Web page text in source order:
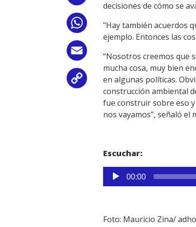
WhatsApp
Email
Copy
Link
decisiones de cómo se
"Hay también acuerdos
ejemplo. Entonces las
“Nosotros creemos que
mucha cosa, muy bien
en algunas políticas.
construcción ambiental
fue construir sobre eso
nos vayamos”, señaló el
Escuchar:
Reproductor
de
00:00
Foto: Mauricio Zina/